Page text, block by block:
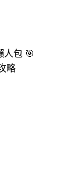
人包 🎯
略